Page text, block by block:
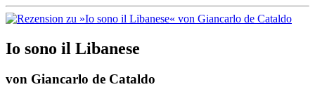
Io sono il Libanese
von Giancarlo de Cataldo